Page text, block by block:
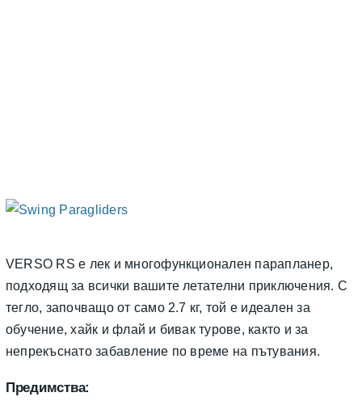
VERSO RS е лек и многофункционален парапланер,
подходящ за всички вашите летателни приключения. С
тегло, започващо от само 2.7 кг, той е идеален за
обучение, хайк и флай и бивак турове, както и за
непрекъснато забавление по време на пътувания.
Предимства: